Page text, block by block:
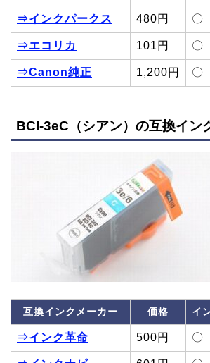
⇒インクパークス 480円 〇
⇒エコリカ 101円 〇
⇒Canon純正 1,200円 〇
BCI-3eC（シアン）の互換イン
互換インクメーカー 価格 イ
⇒インク革命 500円 〇